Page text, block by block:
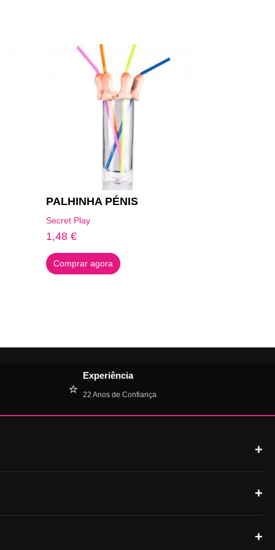
PALHINHA PÉNIS
Secret Play
1,48€
Comprar agora
⭐
Experiência
22 Anos de Confiança